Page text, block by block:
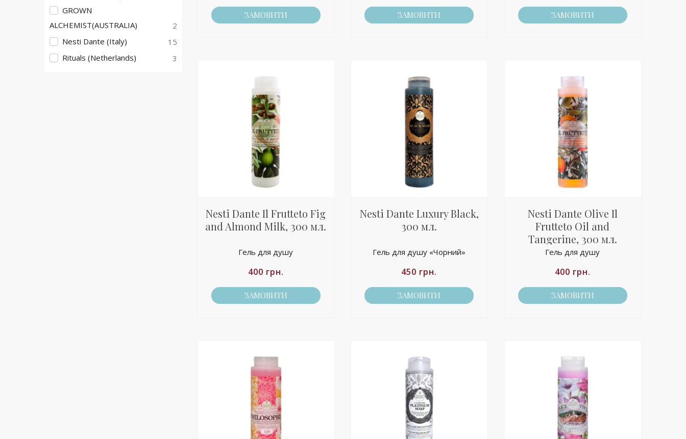
GROWN
ALCHEMIST(AUSTRALIA)
2
Nesti Dante (Italy)
15
Rituals (Netherlands)
3
ЗАМОВИТИ ЗАМОВИТИ ЗАМОВИТИ
Nesti Dante Il Frutteto Fig
and Almond Milk, 300 мл.
Гель для душу
400 грн.
ЗАМОВИТИ
Nesti Dante Luxury Black,
300 мл.
Гель для душу «Чорний»
450 грн.
ЗАМОВИТИ
Nesti Dante Olive Il
Frutteto Oil and
Tangerine, 300 мл.
Гель для душу
400 грн.
ЗАМОВИТИ